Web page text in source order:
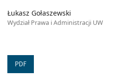
Łukasz Gołaszewski
Wydział Prawa i Administracji UW
PDF